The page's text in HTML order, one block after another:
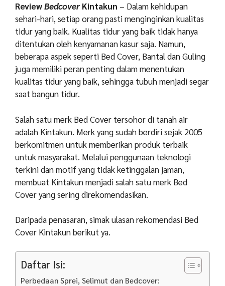
ReviewBedcoverKintakun – Dalam kehidupan
sehari-hari, setiap orang pasti menginginkan kualitas
tidur yang baik. Kualitas tidur yang baik tidak hanya
ditentukan oleh kenyamanan kasur saja. Namun,
beberapa aspek seperti Bed Cover, Bantal dan Guling
juga memiliki peran penting dalam menentukan
kualitas tidur yang baik, sehingga tubuh menjadi segar
saat bangun tidur.
Salah satu merk Bed Cover tersohor di tanah air
adalah Kintakun. Merk yang sudah berdiri sejak 2005
berkomitmen untuk memberikan produk terbaik
untuk masyarakat. Melalui penggunaan teknologi
terkini dan motif yang tidak ketinggalan jaman,
membuat Kintakun menjadi salah satu merk Bed
Cover yang sering direkomendasikan.
Daripada penasaran, simak ulasan rekomendasi Bed
Cover Kintakun berikut ya.
Daftar Isi:
Perbedaan Sprei, Selimut dan Bedcover: